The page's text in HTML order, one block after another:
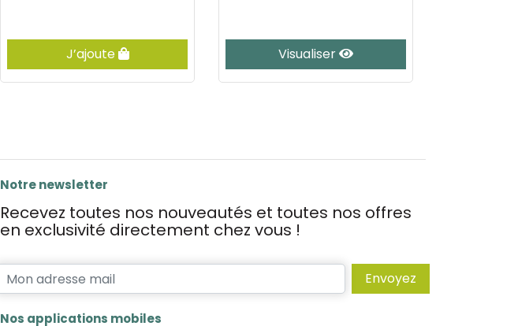
J’ajoute Visualiser
Notre newsletter
Recevez toutes nos nouveautés et toutes nos offres
en exclusivité directement chez vous !
Envoyez
Nos applications mobiles